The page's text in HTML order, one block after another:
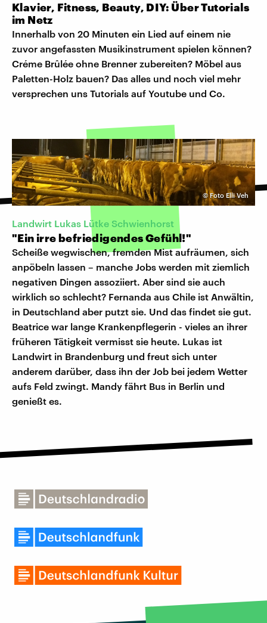
Klavier, Fitness, Beauty, DIY: Über Tutorials
im Netz
Innerhalb von 20 Minuten ein Lied auf einem nie
zuvor angefassten Musikinstrument spielen können?
Créme Brûlée ohne Brenner zubereiten? Möbel aus
Paletten-Holz bauen? Das alles und noch viel mehr
versprechen uns Tutorials auf Youtube und Co.
©Foto Elli Veh
Landwirt Lukas Lütke Schwienhorst
"Ein irre befriedigendes Gefühl!"
Scheiße wegwischen, fremden Mist aufräumen, sich
anpöbeln lassen – manche Jobs werden mit ziemlich
negativen Dingen assoziiert. Aber sind sie auch
wirklich so schlecht? Fernanda aus Chile ist Anwältin,
in Deutschland aber putzt sie. Und das findet sie gut.
Beatrice war lange Krankenpflegerin - vieles an ihrer
früheren Tätigkeit vermisst sie heute. Lukas ist
Landwirt in Brandenburg und freut sich unter
anderem darüber, dass ihn der Job bei jedem Wetter
aufs Feld zwingt. Mandy fährt Bus in Berlin und
genießt es.